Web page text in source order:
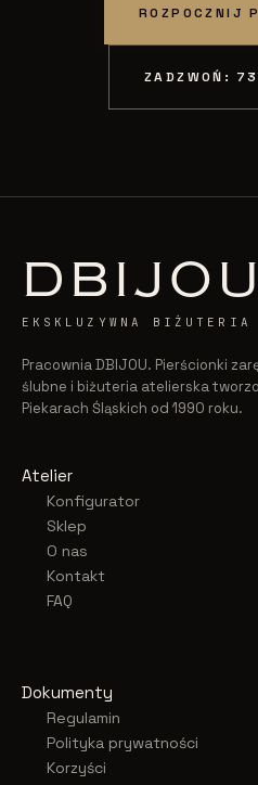
ROZPOCZNIJ
ZADZWOŃ:
D BIJOU
EKSKLUZYWNA BIŻUTERIA
Pracownia DBIJOU. Pierścionki
ślubne i biżuteria atelierska
Piekarach Śląskich od 1990 roku.
Atelier
Konfigurator
Sklep
O nas
Kontakt
FAQ
Dokumenty
Regulamin
Polityka prywatności
Korzyści